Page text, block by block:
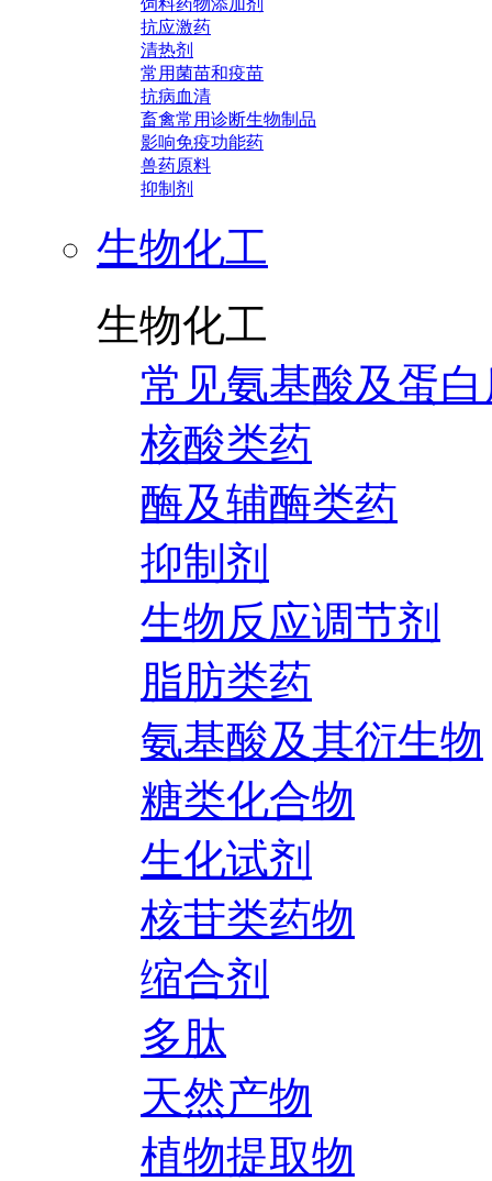
饲料药物添加剂
抗应激药
清热剂
常用菌苗和疫苗
抗病血清
畜禽常用诊断生物制品
影响免疫功能药
兽药原料
抑制剂
生物化工
生物化工
常见氨基酸及蛋
核酸类药
酶及辅酶类药
抑制剂
生物反应调节剂
脂肪类药
氨基酸及其衍生物
糖类化合物
生化试剂
核苷类药物
缩合剂
多肽
天然产物
植物提取物